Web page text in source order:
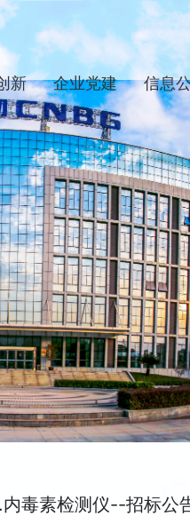
新 企业党建 信息
毒素检测仪--招标公